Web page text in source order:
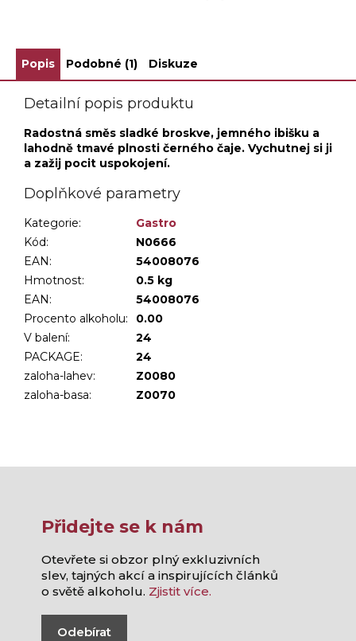
Popis Podobné (1) Diskuze
Detailní popis produktu
Radostná směs sladké broskve, jemného ibišku a
lahodně tmavé plnosti černého čaje. Vychutnej si ji
a zažij pocit uspokojení.
Doplňkové parametry
Kategorie:
Gastro
Kód:
N0666
EAN:
54008076
Hmotnost:
0.5 kg
EAN:
54008076
Procento alkoholu:
0.00
V balení:
24
PACKAGE:
24
zaloha-lahev:
Z0080
zaloha-basa: Z0070
Přidejte se k nám
Otevřete si obzor plný exkluzivních
slev, tajných akcí a inspirujících článků
o světě alkoholu. Zjistit více.
Odebírat